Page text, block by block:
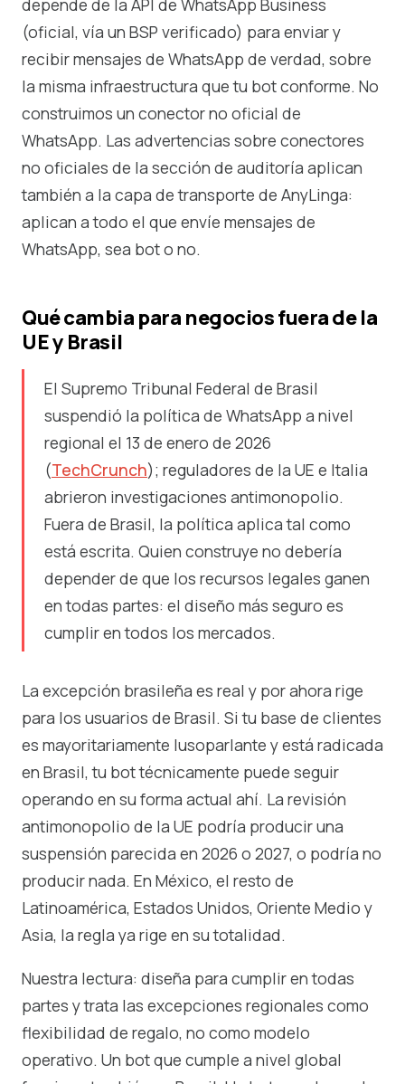
depende de la API de WhatsApp Business
(oficial, vía un BSP verificado) para enviar y
recibir mensajes de WhatsApp de verdad, sobre
la misma infraestructura que tu bot conforme. No
construimos un conector no oficial de
WhatsApp. Las advertencias sobre conectores
no oficiales de la sección de auditoría aplican
también a la capa de transporte de AnyLinga:
aplican a todo el que envíe mensajes de
WhatsApp, sea bot o no.
Qué cambia para negocios fuera de la
UE y Brasil
El Supremo Tribunal Federal de Brasil
suspendió la política de WhatsApp a nivel
regional el 13 de enero de 2026
(TechCrunch); reguladores de la UE e Italia
abrieron investigaciones antimonopolio.
Fuera de Brasil, la política aplica tal como
está escrita. Quien construye no debería
depender de que los recursos legales ganen
en todas partes: el diseño más seguro es
cumplir en todos los mercados.
La excepción brasileña es real y por ahora rige
para los usuarios de Brasil. Si tu base de clientes
es mayoritariamente lusoparlante y está radicada
en Brasil, tu bot técnicamente puede seguir
operando en su forma actual ahí. La revisión
antimonopolio de la UE podría producir una
suspensión parecida en 2026 o 2027, o podría no
producir nada. En México, el resto de
Latinoamérica, Estados Unidos, Oriente Medio y
Asia, la regla ya rige en su totalidad.
Nuestra lectura: diseña para cumplir en todas
partes y trata las excepciones regionales como
flexibilidad de regalo, no como modelo
operativo. Un bot que cumple a nivel global